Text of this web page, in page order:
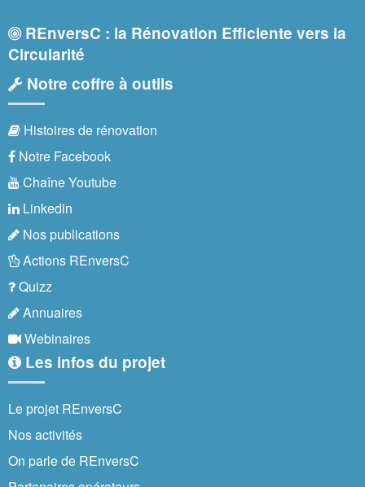
REnversC : la Rénovation Efficiente vers la
Circularité
Notre coffre à outils
Histoires de rénovation
Notre Facebook
Chaîne Youtube
Linkedin
Nos publications
Actions REnversC
Quizz
Annuaires
Webinaires
Les infos du projet
Le projet REnversC
Nos activités
On parle de REnversC